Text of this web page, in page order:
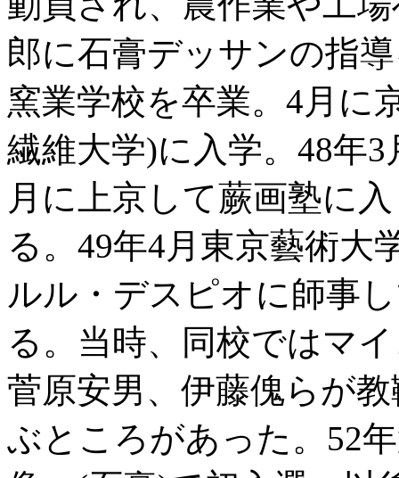
郎に石膏デッサンの指
窯業学校を卒業。4月に
繊維大学)に入学。48年
月に上京して蕨画塾に
る。49年4月東京藝術大
ルル・デスピオに師事
る。当時、同校ではマ
菅原安男、伊藤傀らが
ぶところがあった。52